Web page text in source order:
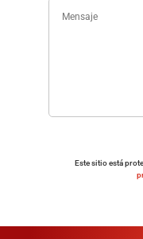
Este sitio está